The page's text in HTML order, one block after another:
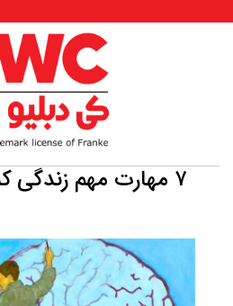
۷ مهارت مهم زندگی که باید بیاموزیم